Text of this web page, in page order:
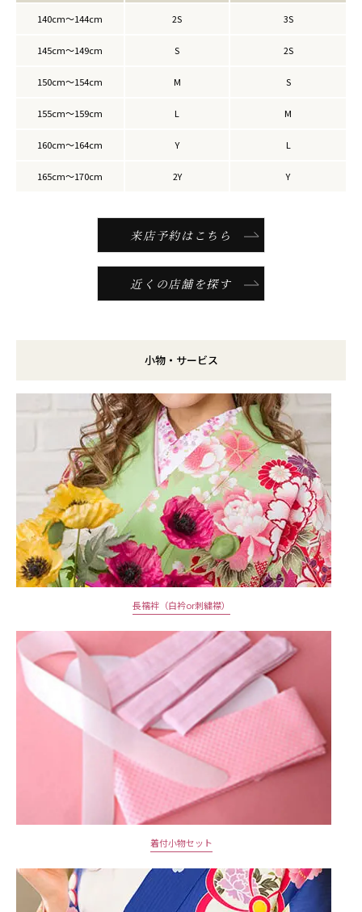
140cm～144cm 2S 3S
145cm～149cm S 2S
150cm～154cm M S
155cm～159cm L M
160cm～164cm Y L
165cm～170cm 2Y Y
来店予約はこちら
近くの店舗を探す
小物・サービス
長襦袢（白衿or刺繍襟）
着付小物セット